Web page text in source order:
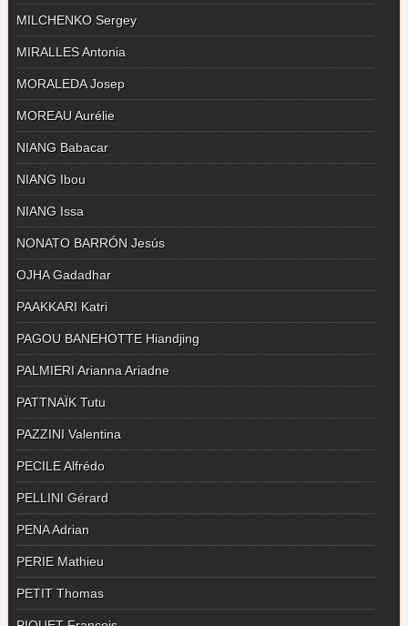
MILCHENKO Sergey
MIRALLES Antonia
MORALEDA Josep
MOREAU Aurélie
NIANG Babacar
NIANG Ibou
NIANG Issa
NONATO BARRÓN Jesús
OJHA Gadadhar
PAAKKARI Katri
PAGOU BANEHOTTE Hiandjing
PALMIERI Arianna Ariadne
PATTNAÏK Tutu
PAZZINI Valentina
PECILE Alfrédo
PELLINI Gérard
PENA Adrian
PERIE Mathieu
PETIT Thomas